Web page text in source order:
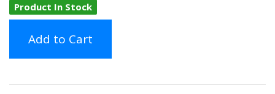
Product In Stock
Add to Cart